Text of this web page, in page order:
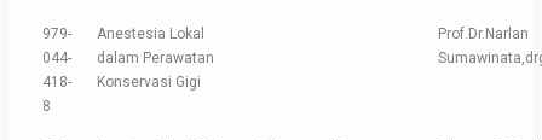
979-
044-
418-
8
Anestesia Lokal
dalam Perawatan
Konservasi Gigi
Prof.Dr.Narlan